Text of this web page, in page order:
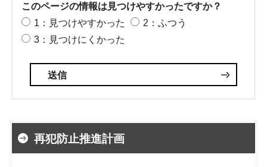
このページの情報は見つけやすかったですか？
1：見つけやすかった
2：ふつう
3：見つけにくかった
再犯防止推進計画